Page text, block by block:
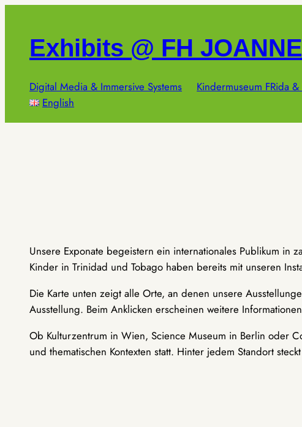
springenExhibits @ FH
Digital Media & Immersive Systems Kindermuseum FRida
English
Unsere Exponate begeistern ein internationales Publikum in
Kinder in Trinidad und Tobago haben bereits mit unseren
Die Karte unten zeigt alle Orte, an denen unsere
Ausstellung. Beim Anklicken erscheinen weitere
Ob Kulturzentrum in Wien, Science Museum in Berlin oder
und thematischen Kontexten statt. Hinter jedem Standort